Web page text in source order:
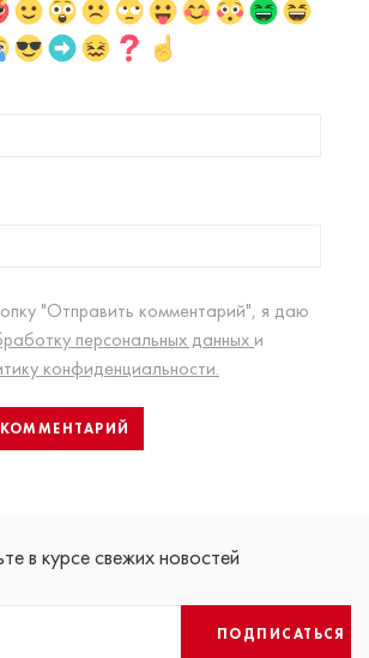
"Отправить комментарий", я даю
персональных данных и
конфиденциальности.
в курсе свежих новостей
ПОДПИСАТЬСЯ